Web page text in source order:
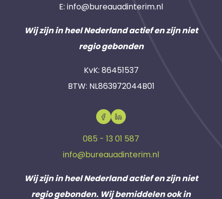
E: info@bureauadinterim.nl
Wij zijn in heel Nederland actief en zijn niet
regio gebonden
KvK: 86451537
BTW: NL863972044B01
085 - 13 01 587
info@bureauadinterim.nl
Wij zijn in heel Nederland actief en zijn niet
regio gebonden. Wij bemiddelen ook in